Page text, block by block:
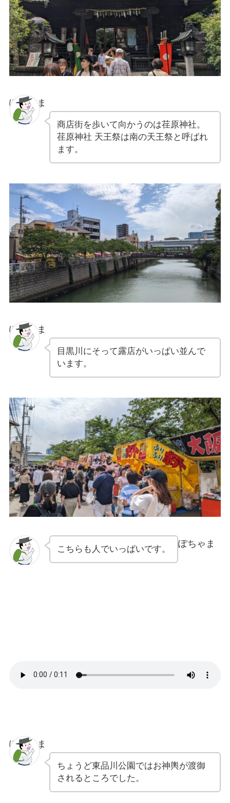
ぽちゃま
商店街を歩いて向かうのは荏原神社。
荏原神社 天王祭は南の天王祭と呼ばれ
ます。
ぽちゃま
目黒川にそって露店がいっぱい並んで
います。
ぽちゃま
こちらも人でいっぱいです。
ぽちゃま
ちょうど東品川公園ではお神輿が渡御
されるところでした。